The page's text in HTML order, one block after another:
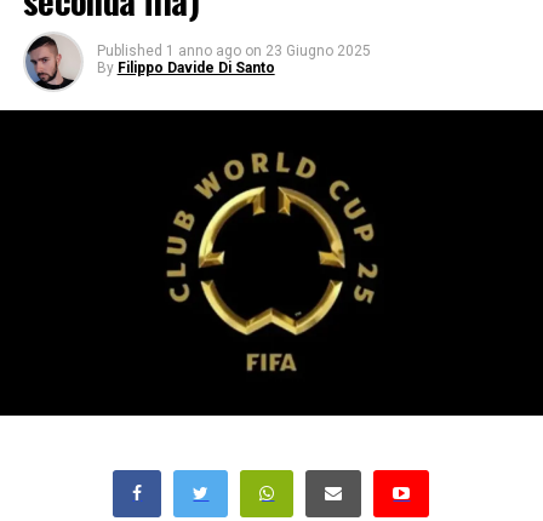
Published 1 anno ago on 23 Giugno 2025
By Filippo Davide Di Santo